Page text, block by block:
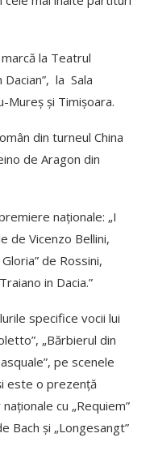
la Teatrul
la Sala
Mureş şi Timişoara.
din turneul China
de Aragon din
naţionale: „I
de Vicenzo Bellini,
de Rossini,
in Dacia.”
specifice vocii lui
„Bărbierul din
pe scenele
este o prezenţă
cu „Requiem”
Bach şi „Longesangt”